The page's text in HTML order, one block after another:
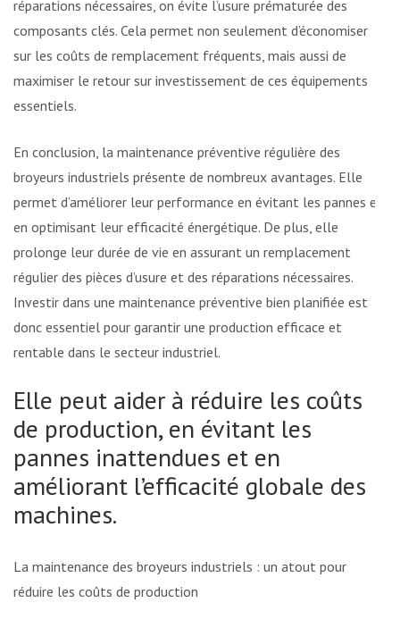
réparations nécessaires, on évite l’usure prématurée des
composants clés. Cela permet non seulement d’économiser
sur les coûts de remplacement fréquents, mais aussi de
maximiser le retour sur investissement de ces équipements
essentiels.
En conclusion, la maintenance préventive régulière des
broyeurs industriels présente de nombreux avantages. Elle
permet d’améliorer leur performance en évitant les pannes et
en optimisant leur efficacité énergétique. De plus, elle
prolonge leur durée de vie en assurant un remplacement
régulier des pièces d’usure et des réparations nécessaires.
Investir dans une maintenance préventive bien planifiée est
donc essentiel pour garantir une production efficace et
rentable dans le secteur industriel.
Elle peut aider à réduire les coûts
de production, en évitant les
pannes inattendues et en
améliorant l’efficacité globale des
machines.
La maintenance des broyeurs industriels : un atout pour
réduire les coûts de production